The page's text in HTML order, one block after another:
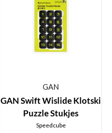
GAN
GAN Swift Wislide Klotski
Puzzle Stukjes
Speedcube